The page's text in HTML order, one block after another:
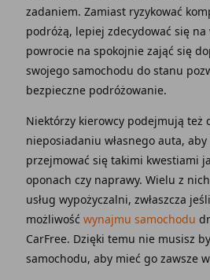
zadaniem. Zamiast ryzykować
podróżą, lepiej zdecydować się
powrocie na spokojnie zająć się
swojego samochodu do stanu
bezpieczne podróżowanie.
Niektórzy kierowcy podejmują też
nieposiadaniu własnego auta,
przejmować się takimi kwestiami
oponach czy naprawy. Wielu z
usług wypożyczalni, zwłaszcza
możliwość wynajmu samochodu
CarFree. Dzięki temu nie musisz
samochodu, aby mieć go zawsze